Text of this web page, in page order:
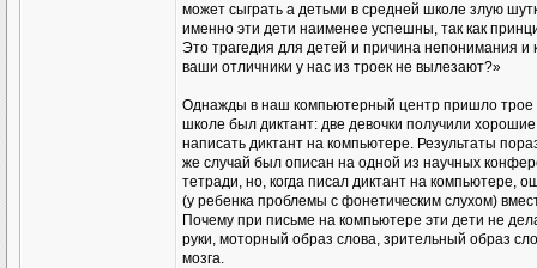
может сыграть а детьми в средней школе злую
именно эти дети наименее успешны, так как
Это трагедия для детей и причина непонимания
ваши отличники у нас из троек не вылезают?»
Однажды в наш компьютерный центр пришло трое
школе был диктант: две девочки получили
написать диктант на компьютере. Результаты
же случай был описан на одной из научных
тетради, но, когда писал диктант на компьютере,
(у ребенка проблемы с фонетическим слухом)
Почему при письме на компьютере эти дети не
руки, моторный образ слова, зрительный образ
мозга.